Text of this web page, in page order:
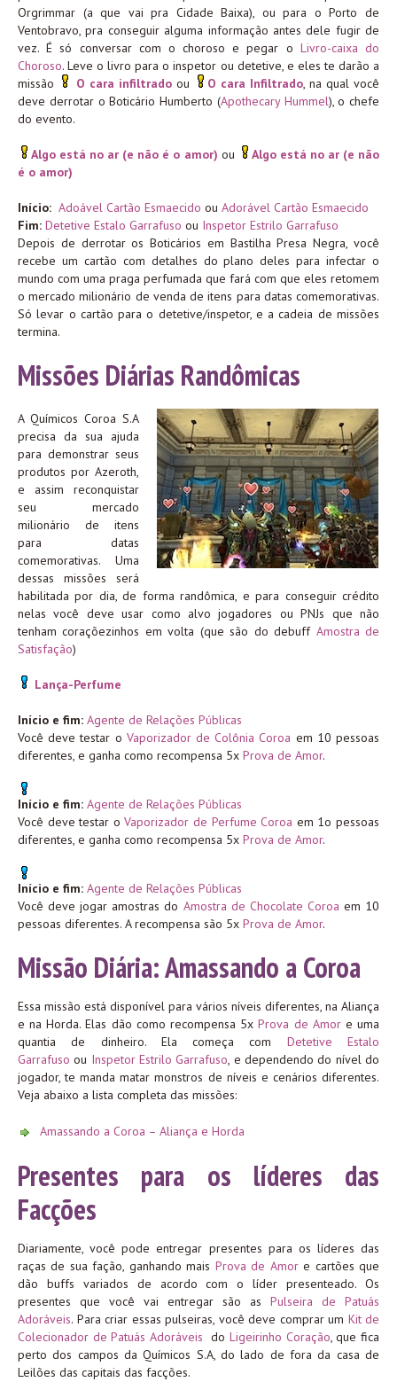
Orgrimmar (a que vai pra Cidade Baixa), ou para o Porto de
Ventobravo, pra conseguir alguma informação antes dele fugir de
vez. É só conversar com o choroso e pegar o Livro-caixa do
Choroso. Leve o livro para o inspetor ou detetive, e eles te darão a
missão
O cara infiltrado ou O cara Infiltrado, na qual você
deve derrotar o Boticário Humberto (Apothecary Hummel), o chefe
do evento.
Algo está no ar (e não é o amor) ou
Algo está no ar (e não
é o amor)
Início: Adoável Cartão Esmaecido ou Adorável Cartão Esmaecido
Fim: Detetive Estalo Garrafuso ou Inspetor Estrilo Garrafuso
Depois de derrotar os Boticários em Bastilha Presa Negra, você
recebe um cartão com detalhes do plano deles para infectar o
mundo com uma praga perfumada que fará com que eles retomem
o mercado milionário de venda de itens para datas comemorativas.
Só levar o cartão para o detetive/inspetor, e a cadeia de missões
termina.
Missões Diárias Randômicas
A Químicos Coroa S.A
precisa da sua ajuda
para demonstrar seus
produtos por Azeroth,
e assim reconquistar
seu mercado
milionário de itens
para datas
comemorativas. Uma
dessas missões será
habilitada por dia, de forma randômica, e para conseguir crédito
nelas você deve usar como alvo jogadores ou PNJs que não
tenham coraçõezinhos em volta (que são do debuff Amostra de
Satisfação)
Lança-Perfume
Início e fim: Agente de Relações Públicas
Você deve testar o Vaporizador de Colônia Coroa em 10 pessoas
diferentes, e ganha como recompensa 5x Prova de Amor.
Início e fim: Agente de Relações Públicas
Você deve testar oVaporizador de Perfume Coroa em 1o pessoas
diferentes, e ganha como recompensa 5x Prova de Amor.
Início e fim: Agente de Relações Públicas
Você deve jogar amostras do Amostra de Chocolate Coroa em 10
pessoas diferentes. A recompensa são 5x Prova de Amor.
Missão Diária: Amassando a Coroa
Essa missão está disponível para vários níveis diferentes, na Aliança
e na Horda. Elas dão como recompensa 5xProva de Amore uma
quantia de dinheiro. Ela começa com Detetive Estalo
Garrafuso ou Inspetor Estrilo Garrafuso, e dependendo do nível do
jogador, te manda matar monstros de níveis e cenários diferentes.
Veja abaixo a lista completa das missões:
Amassando a Coroa – Aliança e Horda
Presentes para os líderes das
Facções
Diariamente, você pode entregar presentes para os líderes das
raças de sua fação, ganhando mais Prova de Amore cartões que
dão buffs variados de acordo com o líder presenteado. Os
presentes que você vai entregar são as Pulseira de Patuás
Adoráveis. Para criar essas pulseiras, você deve comprar um Kit de
Colecionador de Patuás Adoráveis do Ligeirinho Coração, que fica
perto dos campos da Químicos S.A, do lado de fora da casa de
Leilões das capitais das facções.